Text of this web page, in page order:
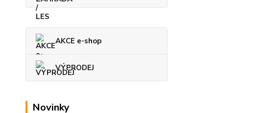
AKCE e-shop
VÝPRODEJ
Novinky